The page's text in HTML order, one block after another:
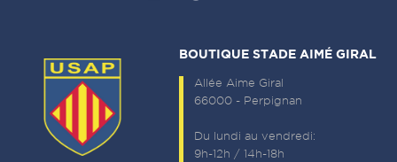
BOUTIQUE STADE AIMÉ GIRAL
Allée Aime Giral
66000 - Perpignan
Du lundi au vendredi:
9h-12h / 14h-18h